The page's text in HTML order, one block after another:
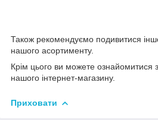
Також рекомендуємо подивитися
нашого асортименту.
Крім цього ви можете ознайомитися
нашого інтернет-магазину.
Приховати